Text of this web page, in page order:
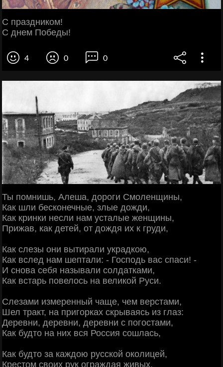
С праздником!
С днем Победы!
4 0 0
Ты помнишь, Алеша, дороги Смоленщины,
Как шли бесконечные, злые дожди,
Как кринки несли нам усталые женщины,
Прижав, как детей, от дождя их к груди,
Как слезы они вытирали украдкою,
Как вслед нам шептали: - Господь вас спаси! -
И снова себя называли солдатками,
Как встарь повелось на великой Руси.
Слезами измеренный чаще, чем верстами,
Шел тракт, на пригорках скрываясь из глаз:
Деревни, деревни, деревни с погостами,
Как будто на них вся Россия сошлась,
Как будто за каждою русской околицей,
Крестом своих рук ограждая живых,